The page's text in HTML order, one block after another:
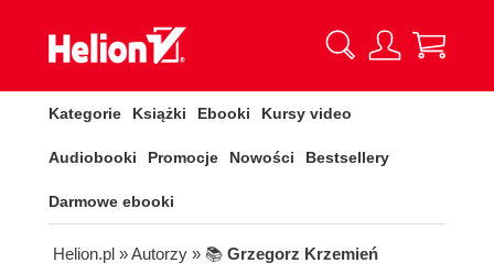
Kategorie Książki Ebooki Kursy video
Audiobooki Promocje Nowości Bestsellery
Darmowe ebooki
Helion.pl » Autorzy » 📚 Grzegorz Krzemień